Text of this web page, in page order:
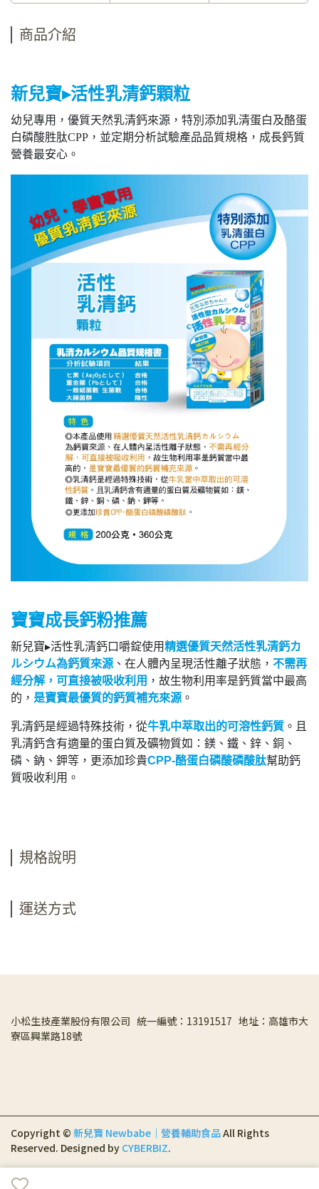
商品介紹
新兒寶▸活性乳清鈣顆粒
幼兒專用，優質天然乳清鈣來源，特別添加乳清蛋白及酪蛋
白磷酸胜肽CPP，並定期分析試驗產品品質規格，成長鈣質
營養最安心。
寶寶成長鈣粉推薦
新兒寶▸活性乳清鈣口嚼錠使用精選優質天然活性乳清鈣カ
ルシウム為鈣質來源 、在人體內呈現活性離子狀態， 不需再
經分解，可直接被吸收利用 ，故生物利用率是鈣質當中最高
的， 是寶寶最優質的鈣質補充來源 。
乳清鈣是經過特殊技術，從牛乳中萃取出的可溶性鈣質 。且
乳清鈣含有適量的蛋白質及礦物質如：鎂、鐵、鋅、銅、
磷、鈉、鉀等，更添加珍貴CPP-酪蛋白磷酸磷酸肽幫助鈣
質吸收利用。
規格說明
運送方式
小松生技產業股份有限公司   統一編號：13191517   地址：高雄市大
寮區興業路18號
Copyright © 新兒寶 Newbabe｜營養輔助食品All Rights
Reserved. Designed by CYBERBIZ.